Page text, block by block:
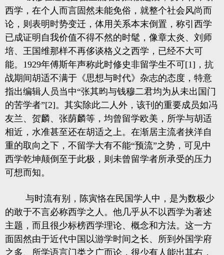
西学，在个人而言固然未能免俗，就整个社会风尚而
论，则表明时势变迁，体用关系本末倒置，称引西学
已成证明自我价值不得不然的时髦，像章太炎、刘师
培、王国维那样不再侈谈格义之西学，已经不大可
能。1929年傅斯年声称此时修史非留学生不可[1]，抗
战期间胡适不满于《思想与时代》杂志的态度，特意
指出编辑人员当中“张其昀与钱穆二君均为从未出国门
的苦学者”[2]。其实除此二人外，该刊的重要成员如冯
友兰、贺麟、张荫麟等，均曾留学欧美，所学与胡适
相近，水准甚至还在胡适之上。在渐居主流者挟洋自
重的取向之下，不留学大有不能“预流”之势，可见中
西学乾坤颠倒至于此极，则未曾留学者所承受的压力
可想而知。
与时流有别，陈寅恪在民国学人中，是为数极少
的敢于不言必称西学之人。他几乎从不以西学为著述
主题，而且很少标榜西学理论、概念和方法。这一方
面固然由于近代中国以游学时间之长、所到外国学府
之多、所学语言门类之广而论，很少有人能出其右，